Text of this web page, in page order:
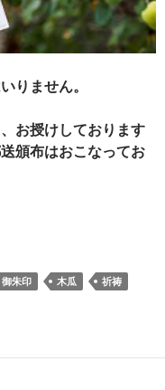
りません。
お授けしております
頒布はおこなってお
御朱印 木瓜
祈祷